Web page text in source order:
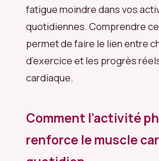
fatigue moindre dans vos
quotidiennes. Comprendre
permet de faire le lien entre
d’exercice et les progrès
cardiaque.
Comment l’activité
renforce le muscle